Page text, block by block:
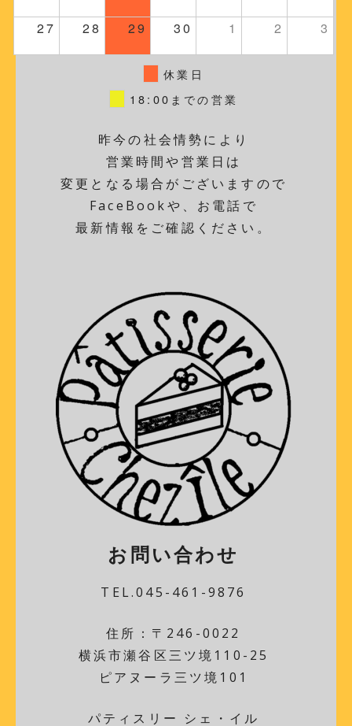
27 28 29 30 1 2 3
休業日
18:00までの営業
昨今の社会情勢により
営業時間や営業日は
変更となる場合がございますので
FaceBookや、お電話で
最新情報をご確認ください。
お問い合わせ
TEL.045-461-9876
住所：〒246-0022
横浜市瀬谷区三ツ境110-25
ピアヌーラ三ツ境101
パティスリー シェ・イル